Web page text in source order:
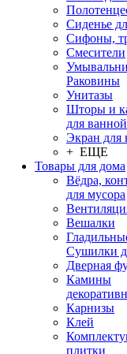
Сиденье
Сифоны,
Смесители
Раковины
Унитазы
Шторы и
для ванной
Экран для
+ ЕЩЕ
Товары для дома
Вёдра,
для мусора
Вешалки
Сушилки
Дверная
Камины
Карнизы
Клей
плитки